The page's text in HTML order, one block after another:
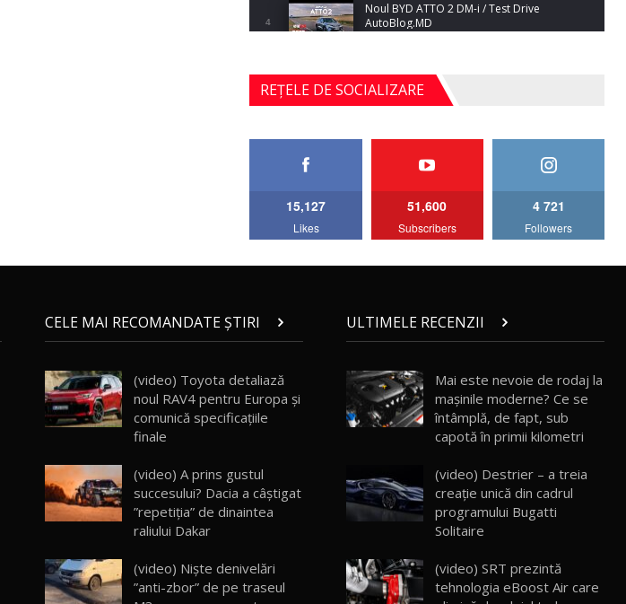
4
Noul BYD ATTO 2 DM-i / Test Drive
AutoBlog.MD
5
Noul Mercedes-Benz S-Class facelift (S 580
4MATIC V223) / Test Drive AutoBlog.MD
27:33
AutoBlog.MD
15:08
15:22
Mercedes-AMG E 53 HYBRID 4MATIC+ /
Test Drive AutoBlog.MD
11
Noul Volvo ES90 / Test Drive AutoBlog.MD
27:58
Noul MG HS / Test Drive AutoBlog.MD
16:48
REȚELE DE SOCIALIZARE
15,127
Likes
51,600
Subscribers
4 721
Followers
CELE MAI RECOMANDATE ȘTIRI
(video) Toyota detaliază
noul RAV4 pentru Europa și
comunică specificațiile
finale
(video) A prins gustul
succesului? Dacia a câștigat
”repetiția” de dinaintea
raliului Dakar
(video) Niște denivelări
”anti-zbor” de pe traseul
ULTIMELE RECENZII
Mai este nevoie de rodaj la
mașinile moderne? Ce se
întâmplă, de fapt, sub
capotă în primii kilometri
(video) Destrier – a treia
creație unică din cadrul
programului Bugatti
Solitaire
(video) SRT prezintă
tehnologia eBoost Air care